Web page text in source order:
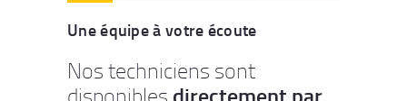
Une équipe à votre écoute
Nos techniciens sont